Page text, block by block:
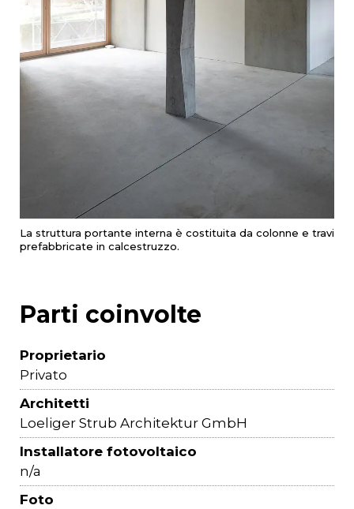
La struttura portante interna è costituita da colonne e travi
prefabbricate in calcestruzzo.
Parti coinvolte
Proprietario
Privato
Architetti
Loeliger Strub Architektur GmbH
Installatore fotovoltaico
n/a
Foto